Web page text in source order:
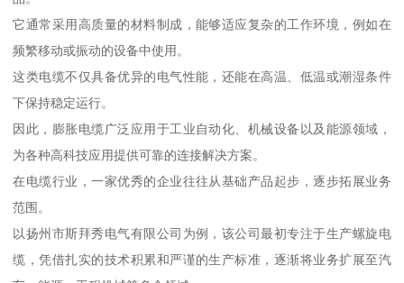
它通常采用高质量的材料制成，能够适应复杂的工作环境，例如在
频繁移动或振动的设备中使用。
这类电缆不仅具备优异的电气性能，还能在高温、低温或潮湿条件
下保持稳定运行。
因此，膨胀电缆广泛应用于工业自动化、机械设备以及能源领域，
为各种高科技应用提供可靠的连接解决方案。
在电缆行业，一家优秀的企业往往从基础产品起步，逐步拓展业务
范围。
以扬州市斯拜秀电气有限公司为例，该公司最初专注于生产螺旋电
缆，凭借扎实的技术积累和严谨的生产标准，逐渐将业务扩展至汽